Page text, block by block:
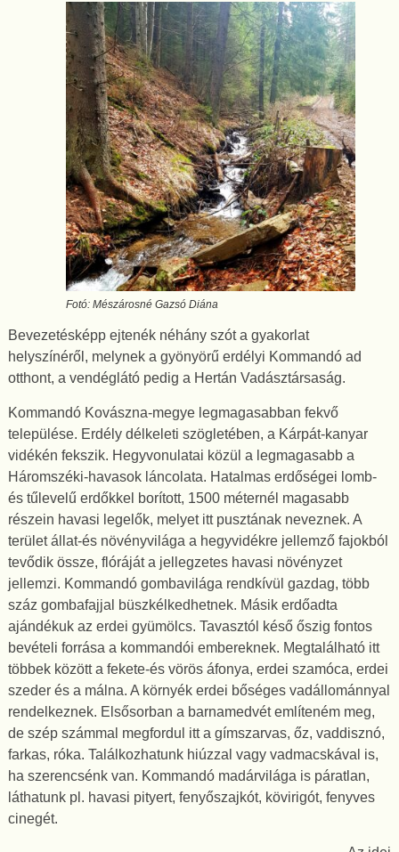
Fotó: Mészárosné Gazsó Diána
Bevezetésképp ejtenék néhány szót a gyakorlat
helyszínéről, melynek a gyönyörű erdélyi Kommandó ad
otthont, a vendéglátó pedig a Hertán Vadásztársaság.
Kommandó Kovászna-megye legmagasabban fekvő
települése. Erdély délkeleti szögletében, a Kárpát-kanyar
vidékén fekszik. Hegyvonulatai közül a legmagasabb a
Háromszéki-havasok láncolata. Hatalmas erdőségei lomb-
és tűlevelű erdőkkel borított, 1500 méternél magasabb
részein havasi legelők, melyet itt pusztának neveznek. A
terület állat-és növényvilága a hegyvidékre jellemző fajokból
tevődik össze, flóráját a jellegzetes havasi növényzet
jellemzi. Kommandó gombavilága rendkívül gazdag, több
száz gombafajjal büszkélkedhetnek. Másik erdőadta
ajándékuk az erdei gyümölcs. Tavasztól késő őszig fontos
bevételi forrása a kommandói embereknek. Megtalálható itt
többek között a fekete-és vörös áfonya, erdei szamóca, erdei
szeder és a málna. A környék erdei bőséges vadállománnyal
rendelkeznek. Elsősorban a barnamedvét említeném meg,
de szép számmal megfordul itt a gímszarvas, őz, vaddisznó,
farkas, róka. Találkozhatunk hiúzzal vagy vadmacskával is,
ha szerencsénk van. Kommandó madárvilága is páratlan,
láthatunk pl. havasi pityert, fenyőszajkót, kövirigót, fenyves
cinegét.